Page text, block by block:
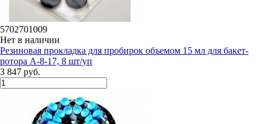
5702701009
Нет в наличии
Резиновая прокладка для пробирок объемом 15 мл для бакет-
ротора А-8-17, 8 шт/уп
3 847 руб.